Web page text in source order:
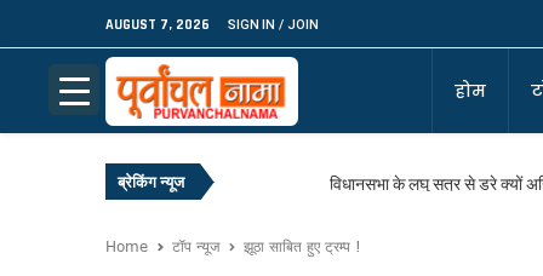
AUGUST 7, 2026 SIGN IN / JOIN
होम
ब्रेकिंग न्यूज
विधानसभा के लघु सत्र से डरे क्यों
नाकाम रहा विपक्ष, जीत गई सीजेपी!
Home टॉप न्यूज झूठा साबित हुए ट्रम्प !